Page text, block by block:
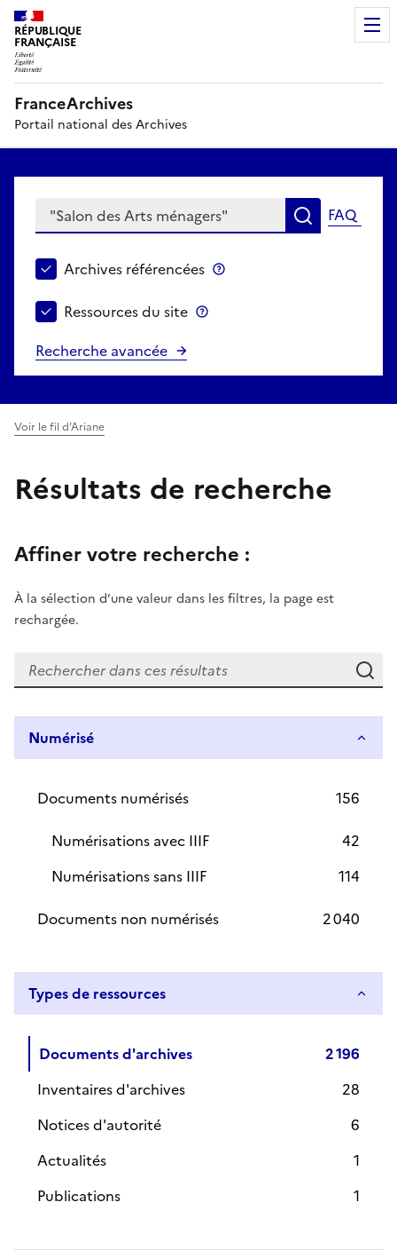
RÉPUBLIQUE
FRANÇAISE
FranceArchives
Portail national des Archives
Saisir un mot ou une expression Rechercher
FAQ
Choisir le périmètre de recherche
Archives référencées
Ressources du site
Recherche avancée
Voir le fil d’Ariane
Résultats de recherche
Affiner votre recherche :
À la sélection d’une valeur dans les filtres, la page est
rechargée.
Numérisé
Documents numérisés
156
Numérisations avec IIIF
42
Numérisations sans IIIF
114
Documents non numérisés
2 040
Types de ressources
Documents d'archives
2 196
Inventaires d'archives
28
Notices d'autorité
6
Actualités
1
Publications
1